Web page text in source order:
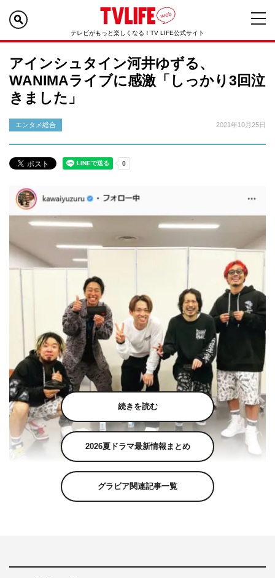
テレビがもっと楽しくなる！TV LIFE公式サイト
アインシュタイン河井ゆずる、
WANIMAライブに感激「しっかり3回泣
きました」
エンタメ総合 2021年10月25日
アインシュタイン・河井ゆずる公式Instagram（kawaiyuzuru）より
頂いてましたし、お客さんのマナーも素晴らしかったで
続きを読む
2026夏ドラマ最新情報まとめ
グラビア関連記事一覧